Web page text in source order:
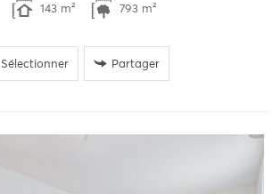
143 m² 793 m²
Sélectionner Partager